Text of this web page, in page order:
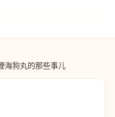
海狗丸的那些事儿